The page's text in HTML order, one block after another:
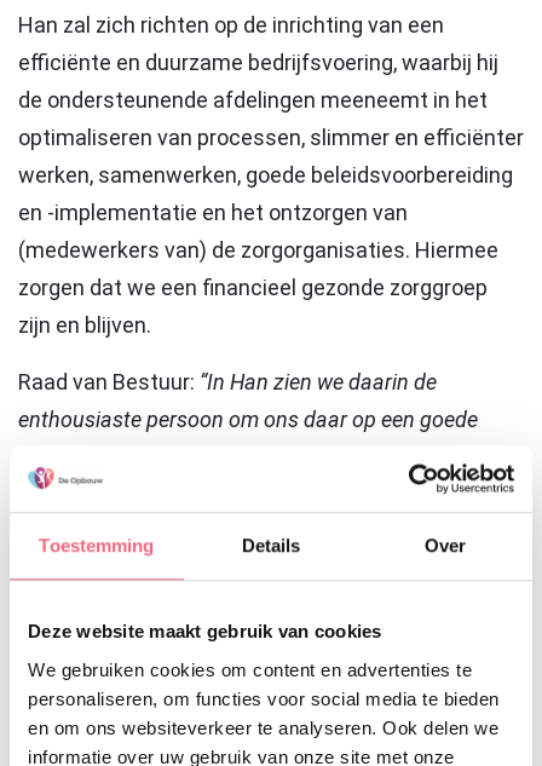
Toestemming Details Over
Deze website maakt gebruik van cookies
We gebruiken cookies om content en advertenties te
personaliseren, om functies voor social media te bieden
en om ons websiteverkeer te analyseren. Ook delen we
informatie over uw gebruik van onze site met onze
Han zal zich richten op de inrichting van een
efficiënte en duurzame bedrijfsvoering, waarbij hij
de ondersteunende afdelingen meeneemt in het
optimaliseren van processen, slimmer en efficiënter
werken, samenwerken, goede beleidsvoorbereiding
en -implementatie en het ontzorgen van
(medewerkers van) de zorgorganisaties. Hiermee
zorgen dat we een financieel gezonde zorggroep
zijn en blijven.
Raad van Bestuur: “In Han zien we daarin de
enthousiaste persoon om ons daar op een goede
ervaring als directeur bedrijfsvoering, ook in de
bijdragen aan een goede samenwerking tussen de
zorgorganisaties en de ondersteunende afdelingen.”
Han Broekgaarden werkt tot op heden als